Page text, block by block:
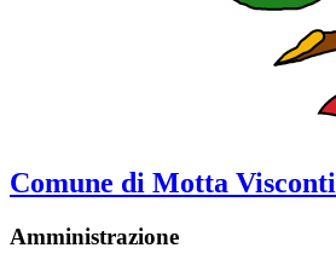
Comune di Motta Visconti
Amministrazione